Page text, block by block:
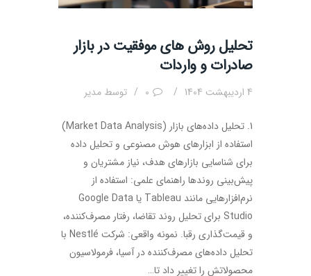
تحلیل روش های موفقیت در بازار
صادرات و واردات
4 اردیبهشت 1404 0 توسط مدیر
1. تحلیل داده‌های بازار (Market Data Analysis)
استفاده از ابزارهای هوش مصنوعی و تحلیل داده
برای شناسایی بازارهای هدف، نیاز مشتریان و
پیش‌بینی روندها راهنمای علمی: استفاده از
نرم‌افزارهایی مانند Tableau یا Google Data
Studio برای تحلیل روند تقاضا، رفتار مصرف‌کننده،
و قیمت‌گذاری رقبا. نمونه واقعی: شرکت Nestlé با
تحلیل داده‌های مصرف‌کننده در آسیا، فرمولاسیون
محصولاتش را تغییر داد تا…